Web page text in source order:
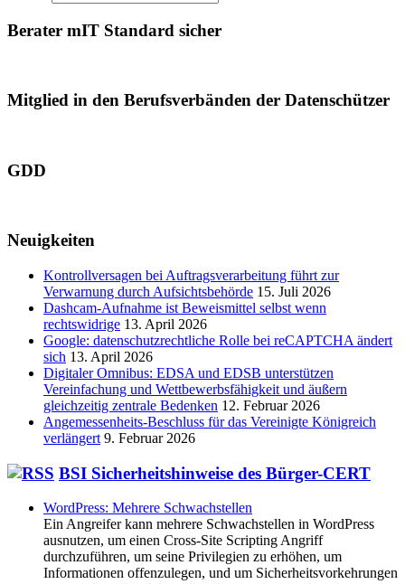
Berater mIT Standard sicher
Mitglied in den Berufsverbänden der Datenschützer
GDD
Neuigkeiten
Kontrollversagen bei Auftragsverarbeitung führt zur
Verwarnung durch Aufsichtsbehörde 15. Juli 2026
Dashcam-Aufnahme ist Beweismittel selbst wenn
rechtswidrige 13. April 2026
Google: datenschutzrechtliche Rolle bei reCAPTCHA ändert
sich 13. April 2026
Digitaler Omnibus: EDSA und EDSB unterstützen
Vereinfachung und Wettbewerbsfähigkeit und äußern
gleichzeitig zentrale Bedenken 12. Februar 2026
Angemessenheits-Beschluss für das Vereinigte Königreich
verlängert 9. Februar 2026
BSI Sicherheitshinweise des Bürger-CERT
WordPress: Mehrere Schwachstellen
Ein Angreifer kann mehrere Schwachstellen in WordPress
ausnutzen, um einen Cross-Site Scripting Angriff
durchzuführen, um seine Privilegien zu erhöhen, um
Informationen offenzulegen, und um Sicherheitsvorkehrungen